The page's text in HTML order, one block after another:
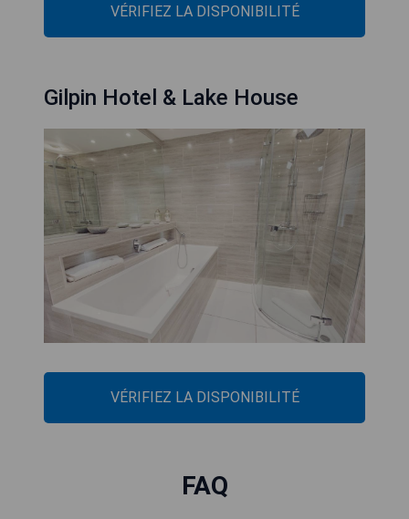
VÉRIFIEZ LA DISPONIBILITÉ
Gilpin Hotel & Lake House
VÉRIFIEZ LA DISPONIBILITÉ
FAQ